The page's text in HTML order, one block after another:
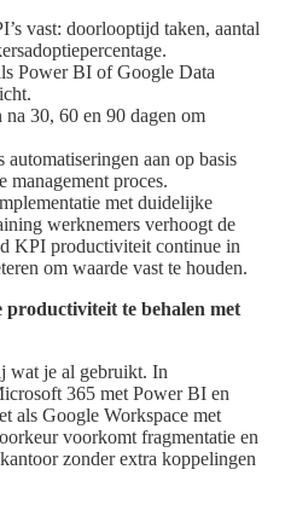
vast: doorlooptijd taken, aantal
Power BI of Google Data
30, 60 en 90 dagen om
aan op basis
management proces.
met duidelijke
werknemers verhoogt de
KPI productiviteit continue in
om waarde vast te houden.
productiviteit te behalen met
wat je al gebruikt. In
365 met Power BI en
als Google Workspace met
voorkomt fragmentatie en
zonder extra koppelingen